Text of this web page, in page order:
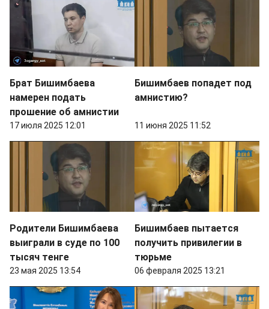
Брат Бишимбаева
намерен подать
прошение об амнистии
17 июля 2025 12:01
Бишимбаев попадет под
амнистию?
11 июня 2025 11:52
Родители Бишимбаева
выиграли в суде по 100
тысяч тенге
23 мая 2025 13:54
Бишимбаев пытается
получить привилегии в
тюрьме
06 февраля 2025 13:21